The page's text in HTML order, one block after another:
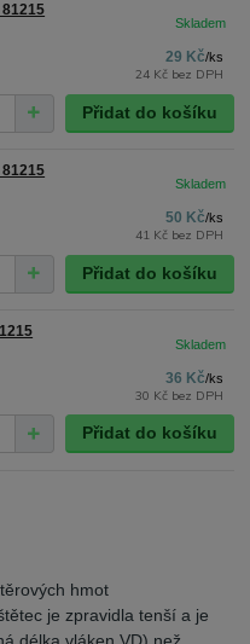
29 Kč/ks
24 Kč bez DPH
Přidat do košíku
50 Kč/ks
41 Kč bez DPH
Přidat do košíku
36 Kč/ks
30 Kč bez DPH
Přidat do košíku
hmot
je zpravidla tenší a je